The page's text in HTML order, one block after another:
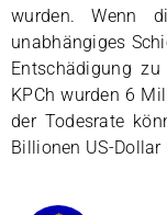
wurden. Wenn
unabhängiges
Entschädigung
KPCh wurden 6
der Todesrate
Billionen US-Dollar